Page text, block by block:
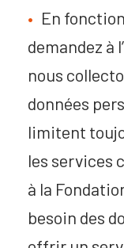
En
demandez à
nous
données
limitent
les services
à la
besoin des